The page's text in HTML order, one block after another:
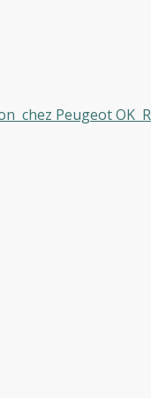
chez Peugeot OK